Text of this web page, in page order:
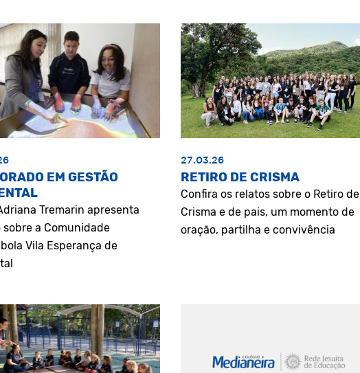
EM GESTÃO
Tremarin apresenta
a Comunidade
Vila Esperança de
27.03.26
RETIRO DE CRISMA
Confira os relatos sobre o Retiro de
Crisma e de pais, um momento de
oração, partilha e convivência